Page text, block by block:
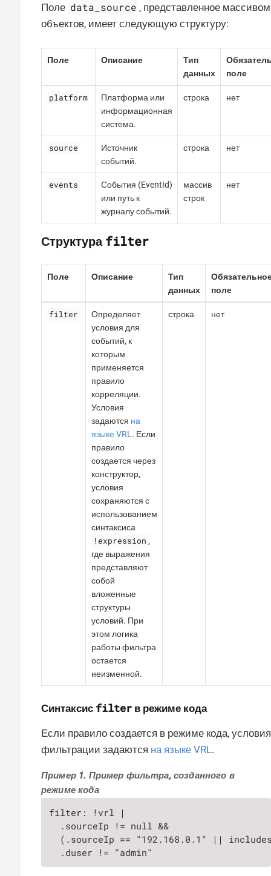
Поле data_source , представленное массивом
объектов, имеет следующую структуру:
Поле Описание
Тип
данных
поле
platform
Платформа или
информационная
система.
строка нет
source
Источник
событий.
строка нет
events
События (EventId)
или путь к
журналу событий.
массив
строк
нет
Структура filter
Поле Описание
Тип
данных
поле
filter
Определяет
условия для
событий, к
которым
применяется
правило
корреляции.
Условия
задаются на
языке VRL . Если
правило
создается через
конструктор,
условия
сохраняются с
использованием
синтаксиса
!expression ,
где выражения
представляют
собой
вложенные
структуры
условий. При
этом логика
работы фильтра
остается
неизменной.
строка нет
Синтаксис filter в режиме кода
Если правило создается в режиме кода, условия
фильтрации задаются на языке VRL.
Пример 1. Пример фильтра, созданного в
режиме кода
filter: !vrl |
  .sourceIp != null &&
(.sourceIp == "192.168.0.1" ||
  .duser != "admin"